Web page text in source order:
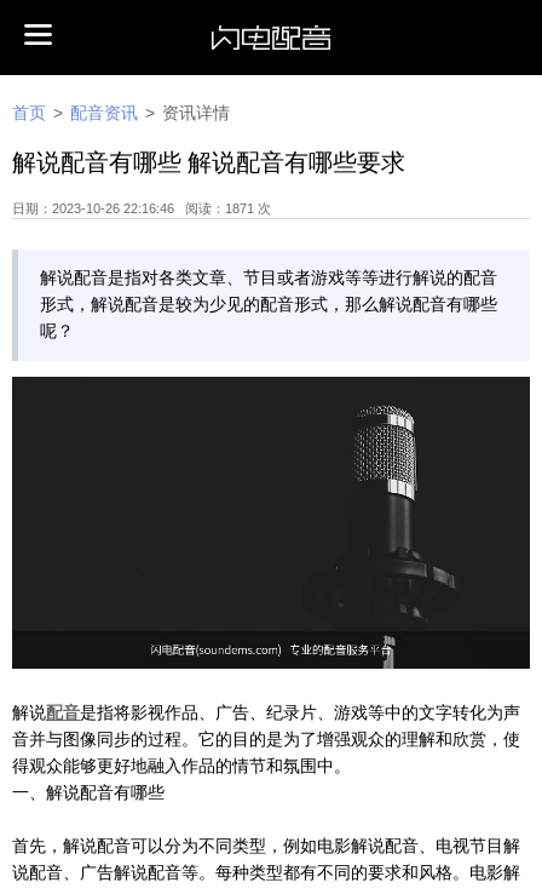
首页 > 配音资讯 > 资讯详情
解说配音有哪些 解说配音有哪些要求
日期：2023-10-26 22:16:46 阅读：1871 次
解说配音是指对各类文章、节目或者游戏等等进行解说的配音
形式，解说配音是较为少见的配音形式，那么解说配音有哪些
呢？
解说配音是指将影视作品、广告、纪录片、游戏等中的文字转化为声
音并与图像同步的过程。它的目的是为了增强观众的理解和欣赏，使
得观众能够更好地融入作品的情节和氛围中。
一、解说配音有哪些
首先，解说配音可以分为不同类型，例如电影解说配音、电视节目解
说配音、广告解说配音等。每种类型都有不同的要求和风格。电影解